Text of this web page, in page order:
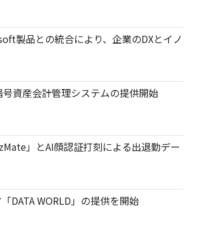
製品との統合により、企業のDXとイノ
資産会計管理システムの提供開始
」とAI顔認証打刻による出退勤デー
DATA WORLD」の提供を開始